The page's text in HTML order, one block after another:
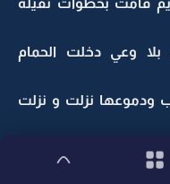
قامت بخطوات ثقيله
وعي دخلت الحمام
ودموعها نزلت و نزلت
وهي ماسكه دمعتها